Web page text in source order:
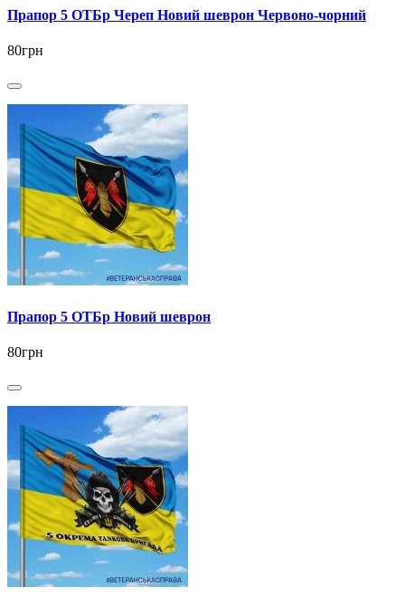
Прапор 5 ОТБр Череп Новий шеврон Червоно-чорний
80грн
Прапор 5 ОТБр Новий шеврон
80грн